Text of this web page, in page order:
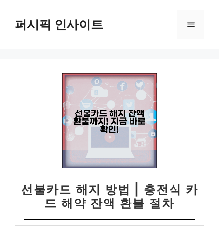
퍼시픽 인사이트 메
선불카드 해지 방법 | 충전식 카
드 해약 잔액 환불 절차